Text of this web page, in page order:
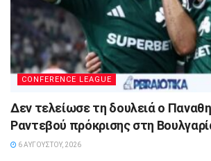
CONFERENCE LEAGUE
Δεν τελείωσε τη δουλειά ο
Ραντεβού πρόκρισης στη
6 ΑΥΓΟΎΣΤΟΥ, 2026